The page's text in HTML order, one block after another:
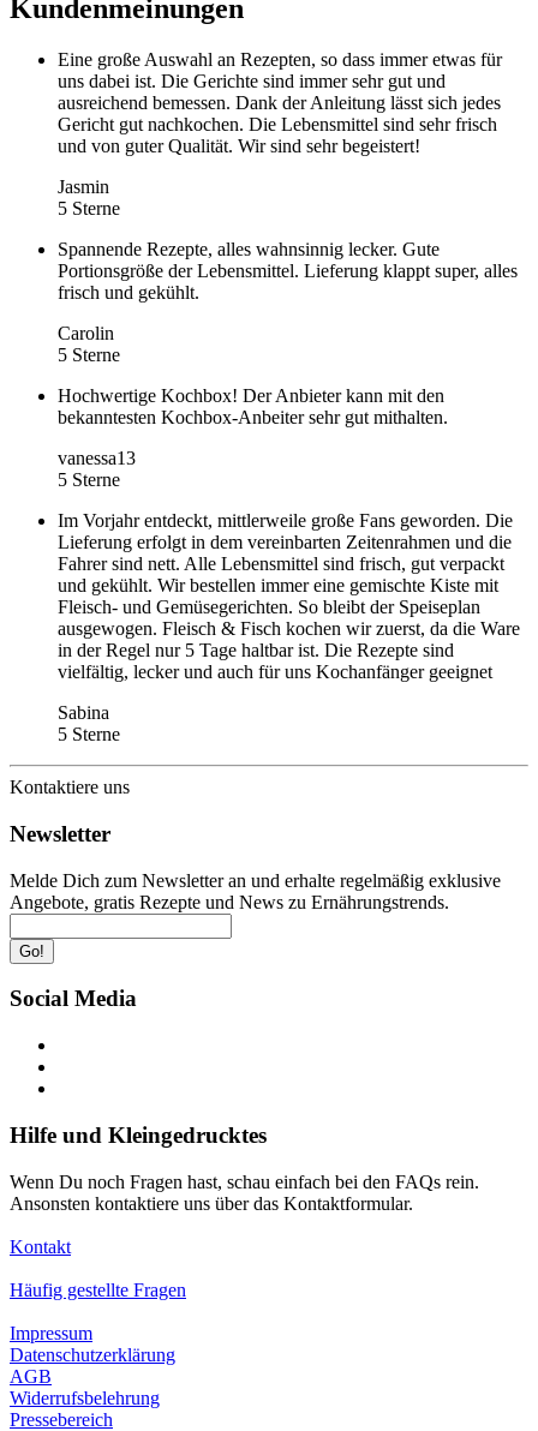
Kundenmeinungen
Eine große Auswahl an Rezepten, so dass immer etwas für
uns dabei ist. Die Gerichte sind immer sehr gut und
ausreichend bemessen. Dank der Anleitung lässt sich jedes
Gericht gut nachkochen. Die Lebensmittel sind sehr frisch
und von guter Qualität. Wir sind sehr begeistert!
Jasmin
5 Sterne
Spannende Rezepte, alles wahnsinnig lecker. Gute
Portionsgröße der Lebensmittel. Lieferung klappt super, alles
frisch und gekühlt.
Carolin
5 Sterne
Hochwertige Kochbox! Der Anbieter kann mit den
bekanntesten Kochbox-Anbeiter sehr gut mithalten.
vanessa13
5 Sterne
Im Vorjahr entdeckt, mittlerweile große Fans geworden. Die
Lieferung erfolgt in dem vereinbarten Zeitenrahmen und die
Fahrer sind nett. Alle Lebensmittel sind frisch, gut verpackt
und gekühlt. Wir bestellen immer eine gemischte Kiste mit
Fleisch- und Gemüsegerichten. So bleibt der Speiseplan
ausgewogen. Fleisch & Fisch kochen wir zuerst, da die Ware
in der Regel nur 5 Tage haltbar ist. Die Rezepte sind
vielfältig, lecker und auch für uns Kochanfänger geeignet
Sabina
5 Sterne
Kontaktiere uns
Newsletter
Melde Dich zum Newsletter an und erhalte regelmäßig exklusive
Angebote, gratis Rezepte und News zu Ernährungstrends.
Go!
Social Media
Hilfe und Kleingedrucktes
Wenn Du noch Fragen hast, schau einfach bei den FAQs rein.
Ansonsten kontaktiere uns über das Kontaktformular.
Kontakt
Häufig gestellte Fragen
Impressum
Datenschutzerklärung
AGB
Widerrufsbelehrung
Pressebereich